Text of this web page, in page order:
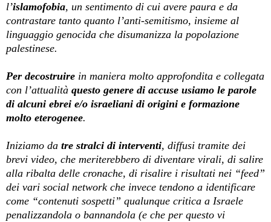
l’islamofobia, un sentimento di cui avere paura e da
contrastare tanto quanto l’anti-semitismo, insieme al
linguaggio genocida che disumanizza la popolazione
palestinese.
Per decostruire in maniera molto approfondita e collegata
con l’attualità questo genere di accuse usiamo le parole
di alcuni ebrei e/o israeliani di origini e formazione
molto eterogenee.
Iniziamo da tre stralci di interventi, diffusi tramite dei
brevi video, che meriterebbero di diventare virali, di salire
alla ribalta delle cronache, di risalire i risultati nei “feed”
dei vari social network che invece tendono a identificare
come “contenuti sospetti” qualunque critica a Israele
penalizzandola o bannandola (e che per questo vi